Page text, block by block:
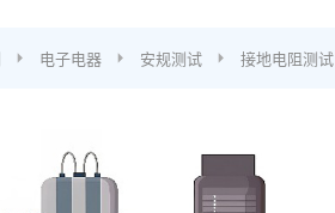
电子电器 安规测试 接地电阻测试